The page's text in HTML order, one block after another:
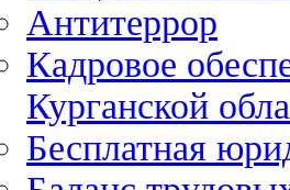
Антитеррор
Кадровое
Курганской
Бесплатная